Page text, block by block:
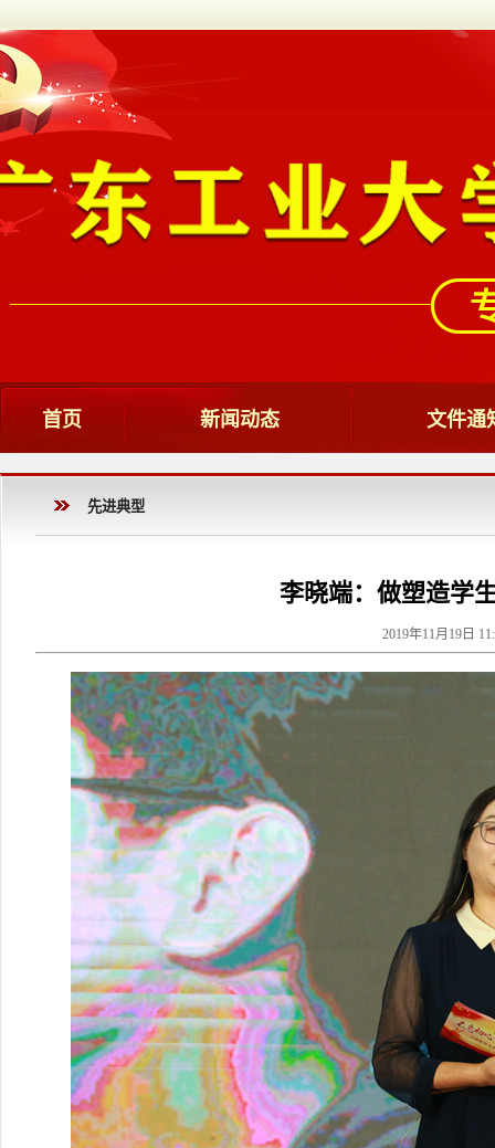
首页 新闻动态 文件通
先进典型
李晓端：做塑造学
2019年11月19日